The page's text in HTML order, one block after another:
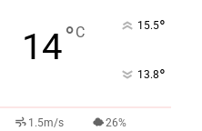
14°C 15.5°
13.8°
1.5m/s 26%